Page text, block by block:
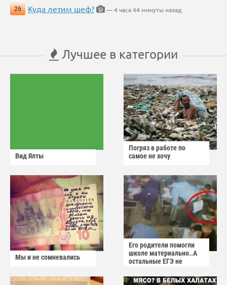
26
Куда летим шеф? — 4 часа 44 минуты назад
Лучшее в категории
Вид Ялты
Погряз в работе по
самое не хочу
Мы и не сомневались
Его родители помогли
школе материально..А
остальные ЕГЭ не